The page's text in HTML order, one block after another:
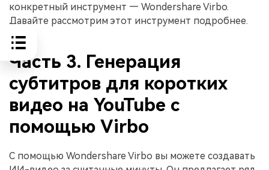
конкретный инструмент — Wondershare Virbo.
Давайте рассмотрим этот инструмент подробнее.
Часть 3. Генерация
субтитров для коротких
видео на YouTube с
помощью Virbo
С помощью Wondershare Virbo вы можете создавать